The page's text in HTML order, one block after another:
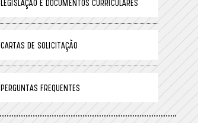
LEGISLAÇÃO E DOCUMENTOS CURRICULARES
CARTAS DE SOLICITAÇÃO
PERGUNTAS FREQUENTES